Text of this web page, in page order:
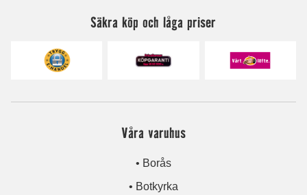
Säkra köp och låga priser
Våra varuhus
• Borås
• Botkyrka